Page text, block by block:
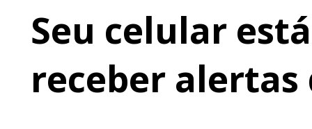
Seu celular
receber alertas